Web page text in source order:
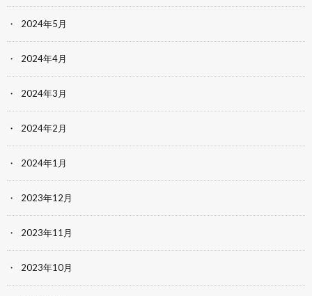
2024年5月
2024年4月
2024年3月
2024年2月
2024年1月
2023年12月
2023年11月
2023年10月